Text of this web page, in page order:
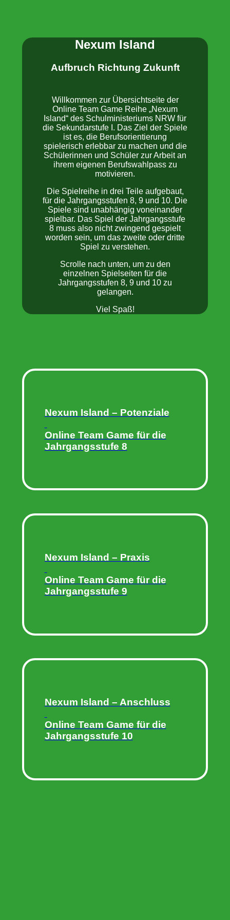
Nexum Island
Aufbruch Richtung Zukunft
Willkommen zur Übersichtseite der
Online Team Game Reihe „Nexum
Island“ des Schulministeriums NRW für
die Sekundarstufe I. Das Ziel der Spiele
ist es, die Berufsorientierung
spielerisch erlebbar zu machen und die
Schülerinnen und Schüler zur Arbeit an
ihrem eigenen Berufswahlpass zu
motivieren.
Die Spielreihe in drei Teile aufgebaut,
für die Jahrgangsstufen 8, 9 und 10. Die
Spiele sind unabhängig voneinander
spielbar. Das Spiel der Jahrgangsstufe
8 muss also nicht zwingend gespielt
worden sein, um das zweite oder dritte
Spiel zu verstehen.
Scrolle nach unten, um zu den
einzelnen Spielseiten für die
Jahrgangsstufen 8, 9 und 10 zu
gelangen.
Viel Spaß!
Nexum Island – Potenziale
Online Team Game für die
Jahrgangsstufe 8
Nexum Island – Praxis
Online Team Game für die
Jahrgangsstufe 9
Nexum Island – Anschluss
Online Team Game für die
Jahrgangsstufe 10